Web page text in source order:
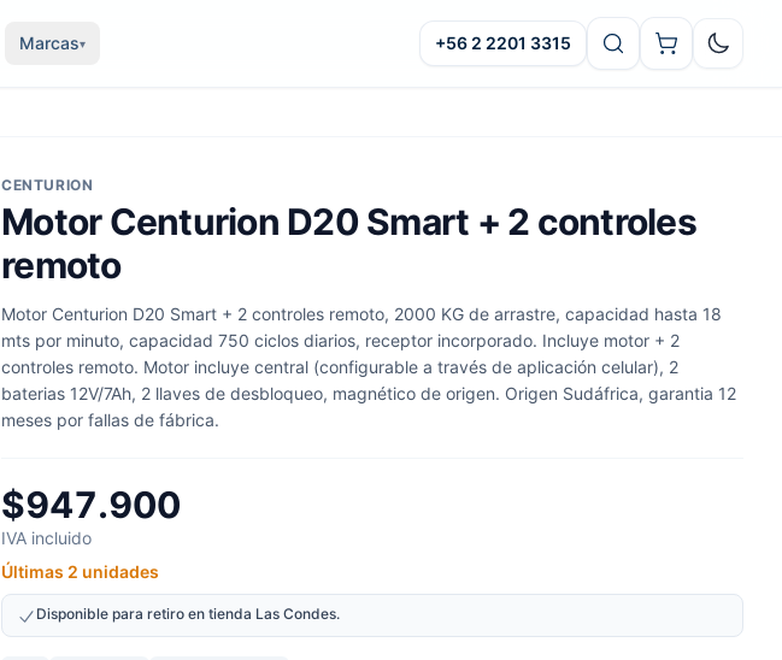
Marcas▾ +56 2 2201 3315 Oscuro
CENTURION
Motor Centurion D20 Smart + 2 controles
remoto
Motor Centurion D20 Smart + 2 controles remoto, 2000 KG de arrastre, capacidad hasta 18
mts por minuto, capacidad 750 ciclos diarios, receptor incorporado. Incluye motor + 2
controles remoto. Motor incluye central (configurable a través de aplicación celular), 2
baterias 12V/7Ah, 2 llaves de desbloqueo, magnético de origen. Origen Sudáfrica, garantia 12
meses por fallas de fábrica.
$947.900
IVA incluido
Últimas 2 unidades
Disponible para retiro en tienda Las Condes.